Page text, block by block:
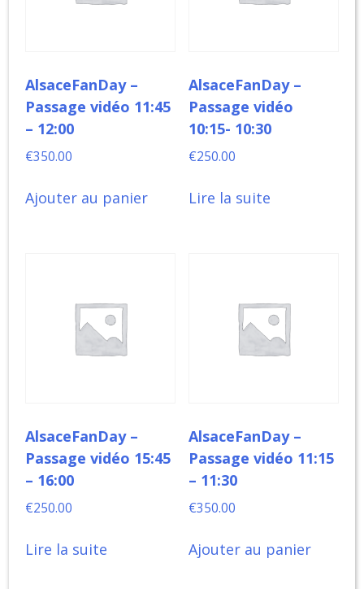
AlsaceFanDay –
Passage vidéo 11:45
– 12:00
€350.00
Ajouter au panier
AlsaceFanDay –
Passage vidéo
10:15- 10:30
€250.00
Lire la suite
AlsaceFanDay –
Passage vidéo 15:45
– 16:00
€250.00
Lire la suite
AlsaceFanDay –
Passage vidéo 11:15
– 11:30
€350.00
Ajouter au panier